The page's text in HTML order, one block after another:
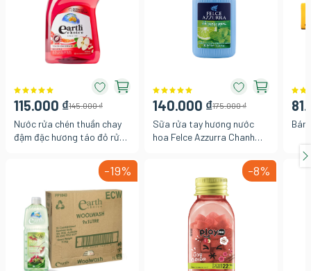
115.000 ₫145.000 ₫
Nước rửa chén thuần chay
đậm đặc hương táo đỏ rửa
dịu nhẹ cho da tay Earth
Choice Úc, chai 500ml
140.000 ₫175.000 ₫
Sữa rửa tay hương nước
hoa Felce Azzurra Chanh
-19% -8%